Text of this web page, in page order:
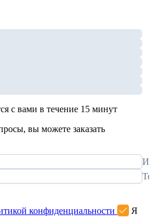
с вами в течение 15 минут
вы можете заказать
конфиденциальности
Я